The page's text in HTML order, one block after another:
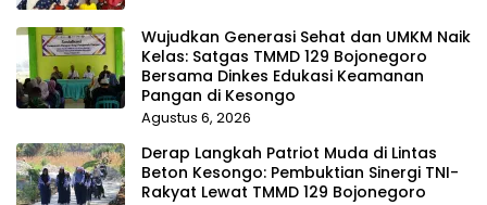
Wujudkan Generasi Sehat dan UMKM Naik
Kelas: Satgas TMMD 129 Bojonegoro
Bersama Dinkes Edukasi Keamanan
Pangan di Kesongo
Agustus 6, 2026
Derap Langkah Patriot Muda di Lintas
Beton Kesongo: Pembuktian Sinergi TNI-
Rakyat Lewat TMMD 129 Bojonegoro